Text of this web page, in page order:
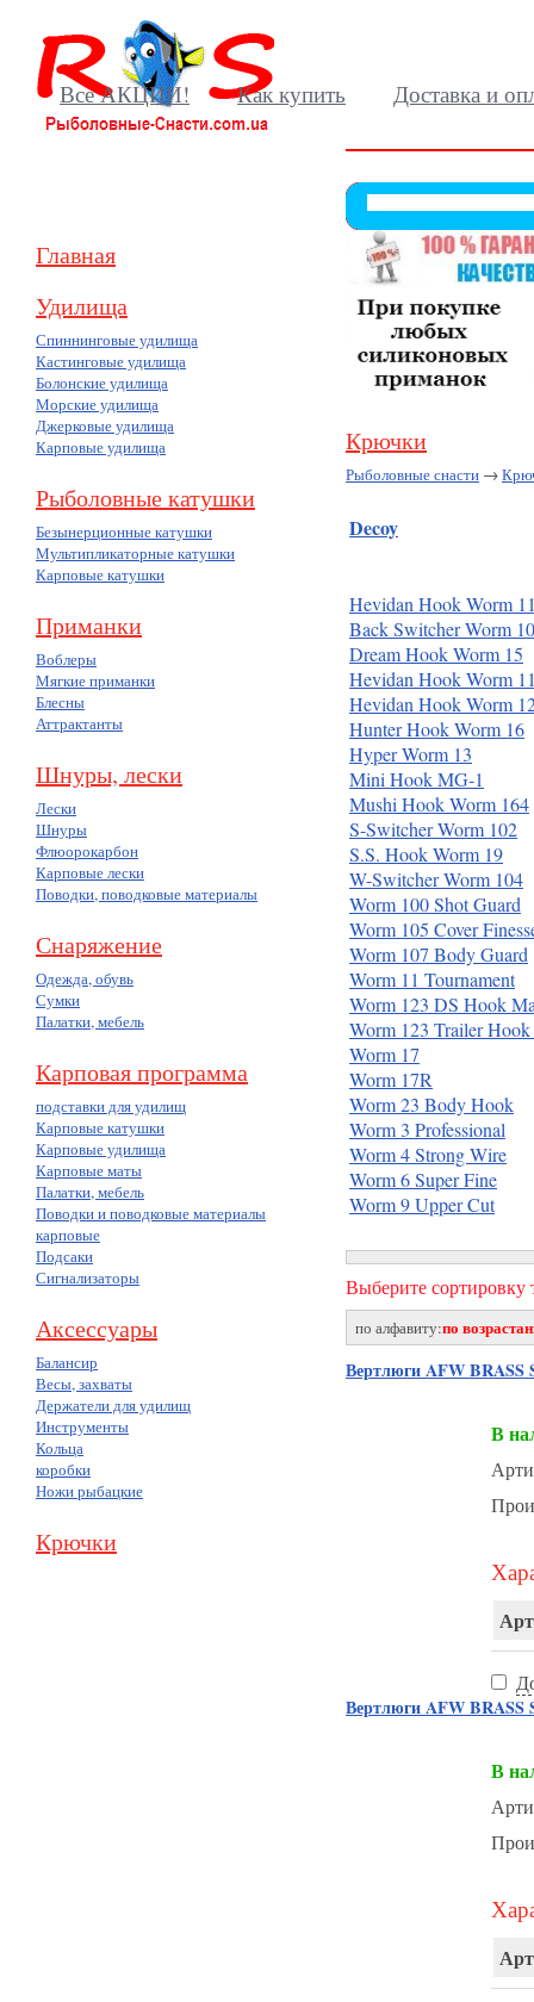
Все АКЦИИ! Как купить Доставка и
Главная
Удилища
Спиннинговые удилища
Кастинговые удилища
Болонские удилища
Морские удилища
Джерковые удилища
Карповые удилища
Рыболовные катушки
Безынерционные катушки
Мультипликаторные катушки
Карповые катушки
Приманки
Воблеры
Мягкие приманки
Блесны
Аттрактанты
Шнуры, лески
Лески
Шнуры
Флюорокарбон
Карповые лески
Поводки, поводковые материалы
Снаряжение
Одежда, обувь
Сумки
Палатки, мебель
Карповая программа
подставки для удилищ
Карповые катушки
Карповые удилища
Карповые маты
Палатки, мебель
Поводки и поводковые материалы
карповые
Подсаки
Сигнализаторы
Аксессуары
Балансир
Весы, захваты
Держатели для удилищ
Инструменты
Кольца
коробки
Ножи рыбацкие
Крючки
Крючки
Рыболовные снасти →
Decoy
Hevidan Hook Worm
Back Switcher Worm
Dream Hook Worm 15
Hevidan Hook Worm
Hevidan Hook Worm
Hunter Hook Worm 16
Hyper Worm 13
Mini Hook MG-1
Mushi Hook Worm 164
S-Switcher Worm 102
S.S. Hook Worm 19
W-Switcher Worm 104
Worm 100 Shot Guard
Worm 105 Cover
Worm 107 Body Guard
Worm 11 Tournament
Worm 123 DS Hook
Worm 123 Trailer
Worm 17
Worm 17R
Worm 23 Body Hook
Worm 3 Professional
Worm 4 Strong Wire
Worm 6 Super Fine
Worm 9 Upper Cut
Выберите сортировку
по алфавиту:по
Вертлюги AFW
В
Вертлюги AFW
В